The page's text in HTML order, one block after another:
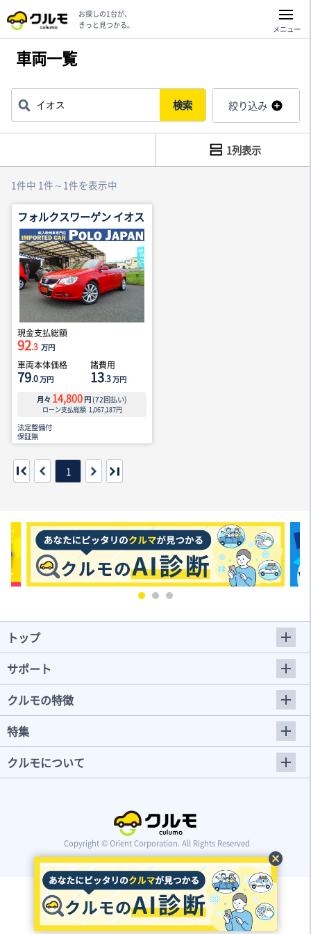
cancel
お探しの1台が、
きっと見つかる。
メニュー
車両一覧
検索 絞り込み
1件中 1件～1件を表示中
1列表示
フォルクスワーゲン イオス
現金支払総額
92.3 万円
車両本体価格
79.0万円
諸費用
13.3万円
月々 14,800 円 (72回払い)
ローン支払総額 1,067,187円
法定整備付
保証無
1
トップ
サポート
クルモの特徴
特集
クルモについて
Copyright © Orient Corporation. All Rights Reserved